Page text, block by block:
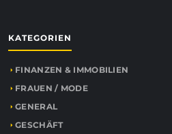
KATEGORIEN
FINANZEN & IMMOBILIEN
FRAUEN / MODE
GENERAL
GESCHÄFT